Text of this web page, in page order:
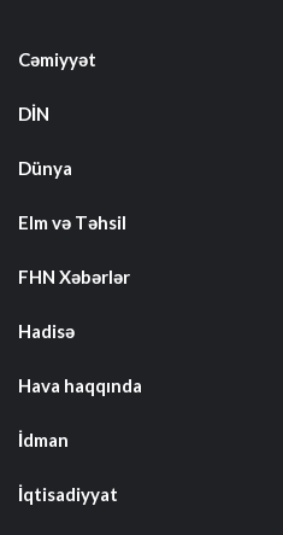
Cəmiyyət
DİN
Dünya
Elm və Təhsil
FHN Xəbərlər
Hadisə
Hava haqqında
İdman
İqtisadiyyat